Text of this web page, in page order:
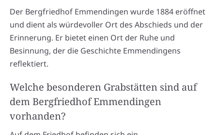
Der Bergfriedhof Emmendingen wurde 1884 eröffnet
und dient als würdevoller Ort des Abschieds und der
Erinnerung. Er bietet einen Ort der Ruhe und
Besinnung, der die Geschichte Emmendingens
reflektiert.
Welche besonderen Grabstätten sind auf
dem Bergfriedhof Emmendingen
vorhanden?